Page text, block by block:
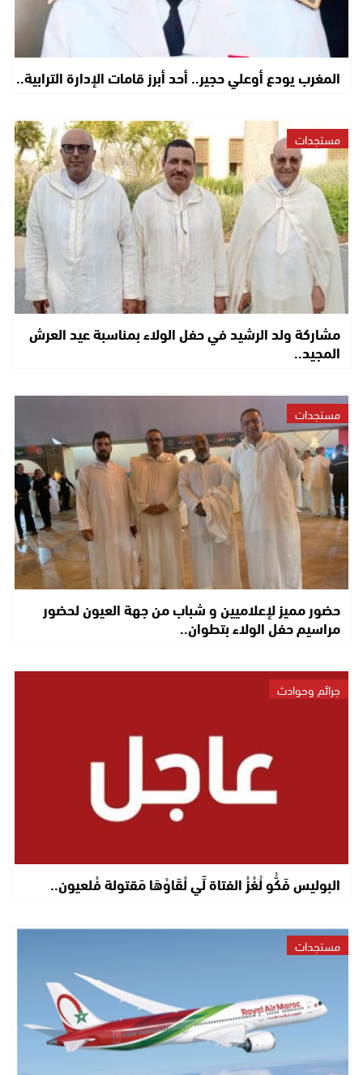
المغرب يودع أوعلي حجير.. أحد أبرز قامات الإدارة الترابية..
مستجدات
مشاركة ولد الرشيد في حفل الولاء بمناسبة عيد العرش
المجيد..
مستجدات
حضور مميز لإعلاميين و شباب من جهة العيون لحضور
مراسيم حفل الولاء بتطوان..
جرائم وحوادث
البوليس فَكُّو لُغْزْ الفتاة لِّي لْقَاوْهَا مَقتولة فْلعيون..
مستجدات